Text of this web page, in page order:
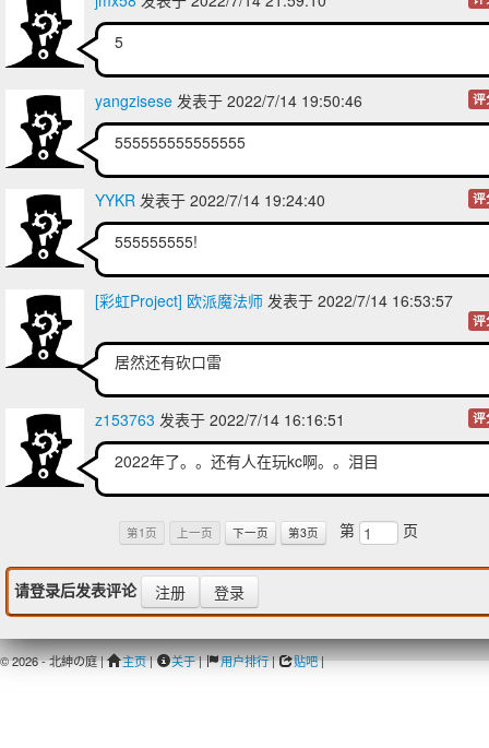
5
yangzisese 发表于 2022/7/14 19:50:46 评
555555555555555
YYKR 发表于 2022/7/14 19:24:40 评
555555555!
[彩虹Project] 欧派魔法师 发表于 2022/7/14 16:53:57
评
居然还有砍口雷
z153763 发表于 2022/7/14 16:16:51 评
2022年了。。还有人在玩kc啊。。泪目
第1页 上一页 下一页 第3页 第 页
请登录后发表评论 注册 登录
© 2026 - 北紳の庭 | 主页| 关于| 用户排行| 贴吧|